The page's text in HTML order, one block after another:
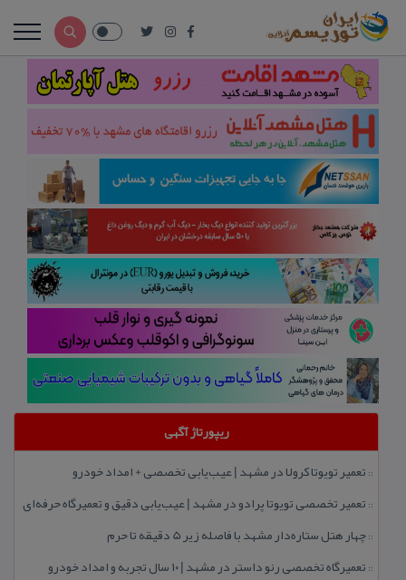
ریپورتاژ آگهی
:: تعمیر تویوتا كرولا در مشهد | عیب‌یابی تخصصی + امداد خودرو
:: تعمیر تخصصی تویوتا پرادو در مشهد | عیب‌یابی دقیق و تعمیرگاه حرفه‌ای
::چهار هتل‌ ستاره‌دار مشهد با فاصله زیر 5 دقیقه تا حرم
:: تعمیرگاه تخصصی رنو داستر در مشهد | ۱۰ سال تجربه و امداد خودرو